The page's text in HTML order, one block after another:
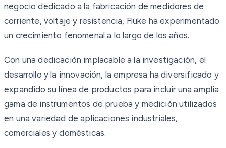
negocio dedicado a la fabricación de medidores de
corriente, voltaje y resistencia, Fluke ha experimentado
un crecimiento fenomenal a lo largo de los años.
Con una dedicación implacable a la investigación, el
desarrollo y la innovación, la empresa ha diversificado y
expandido su línea de productos para incluir una amplia
gama de instrumentos de prueba y medición utilizados
en una variedad de aplicaciones industriales,
comerciales y domésticas.